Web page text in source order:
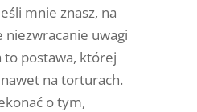
mnie znasz, na
niezwracanie uwagi
to postawa, której
na torturach.
o tym,